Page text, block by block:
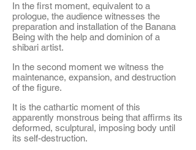
In the first moment, equivalent to a
prologue, the audience witnesses the
preparation and installation of the Banana
Being with the help and dominion of a
shibari artist.
In the second moment we witness the
maintenance, expansion, and destruction
of the figure.
It is the cathartic moment of this
apparently monstrous being that affirms its
deformed, sculptural, imposing body until
its self-destruction.